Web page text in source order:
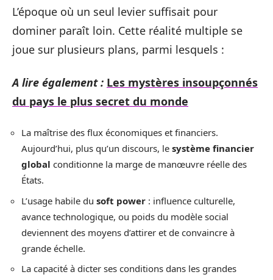
L’époque où un seul levier suffisait pour
dominer paraît loin. Cette réalité multiple se
joue sur plusieurs plans, parmi lesquels :
A lire également : Les mystères insoupçonnés
du pays le plus secret du monde
La maîtrise des flux économiques et financiers.
Aujourd’hui, plus qu’un discours, le système financier
global conditionne la marge de manœuvre réelle des
États.
L’usage habile du soft power : influence culturelle,
avance technologique, ou poids du modèle social
deviennent des moyens d’attirer et de convaincre à
grande échelle.
La capacité à dicter ses conditions dans les grandes